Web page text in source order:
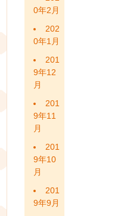
0年2月
202
0年1月
201
9年12
月
201
9年11
月
201
9年10
月
201
9年9月